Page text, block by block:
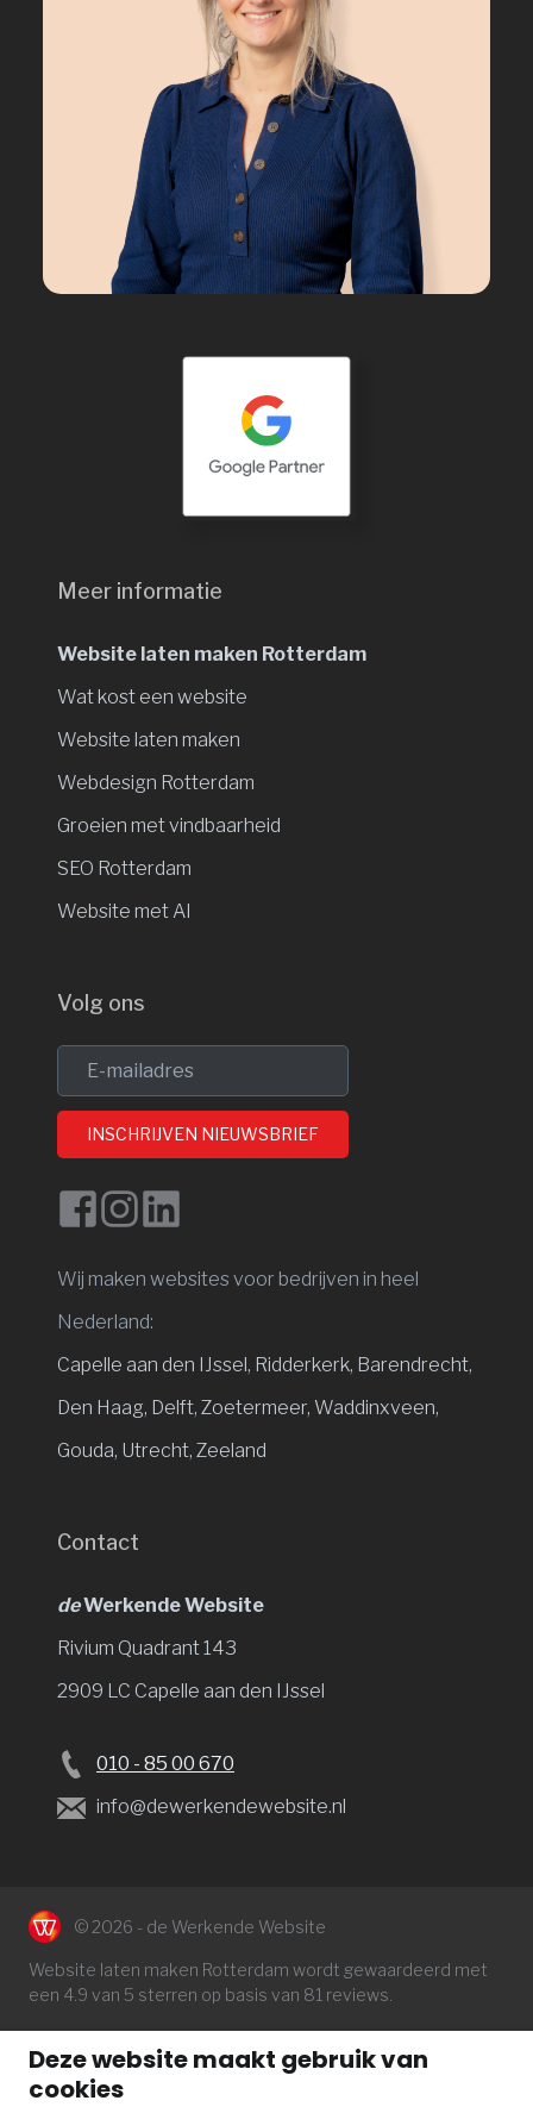
Meer informatie
Website laten maken Rotterdam
Wat kost een website
Website laten maken
Webdesign Rotterdam
Groeien met vindbaarheid
SEO Rotterdam
Website met AI
Volg ons
INSCHRIJVEN NIEUWSBRIEF
Wij maken websites voor bedrijven in heel
Nederland:
Capelle aan den IJssel , Ridderkerk, Barendrecht,
Den Haag, Delft, Zoetermeer, Waddinxveen,
Gouda, Utrecht, Zeeland
Contact
deWerkende Website
Rivium Quadrant 143
2909 LC Capelle aan den IJssel
010 - 85 00 670
info@dewerkendewebsite.nl
© 2026 - de Werkende Website
Website laten maken Rotterdam wordt gewaardeerd met
een 4.9 van 5 sterren op basis van 81 reviews.
Deze website maakt gebruik van
cookies